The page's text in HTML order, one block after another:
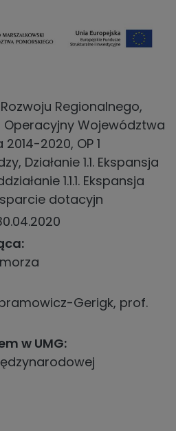
Regionalnego,
Operacyjny Województwa
2020, OP 1
Działanie 1.1. Ekspansja
1.1.1. Ekspansja
dotacyjn
Gerigk, prof.
w UMG